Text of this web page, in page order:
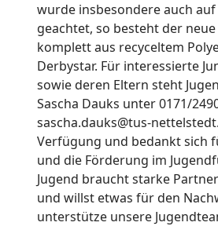
wurde insbesondere auch
geachtet, so besteht der
komplett aus recyceltem
Derbystar. Für interessierte
sowie deren Eltern steht
Sascha Dauks unter 0171/
sascha.dauks@tus-
Verfügung und bedankt sich
und die Förderung im
Jugend braucht starke
und willst etwas für den
unterstütze unsere